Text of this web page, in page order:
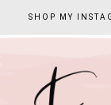
SHOP MY